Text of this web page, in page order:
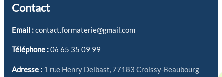
Contact
Email :contact.formaterie@gmail.com
Téléphone :06 65 35 09 99
Adresse : 1 rue Henry Delbast, 77183 Croissy-Beaubourg